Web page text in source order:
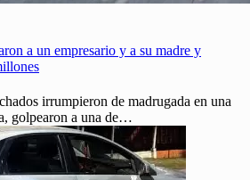
a un empresario y a su madre y
irrumpieron de madrugada en una
golpearon a una de…